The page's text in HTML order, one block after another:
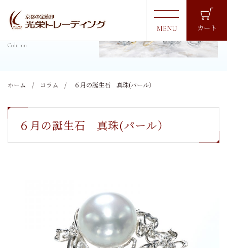
カート
コラム
ホーム コラム ６月の誕生石 真珠(パール）
６月の誕生石 真珠(パール）